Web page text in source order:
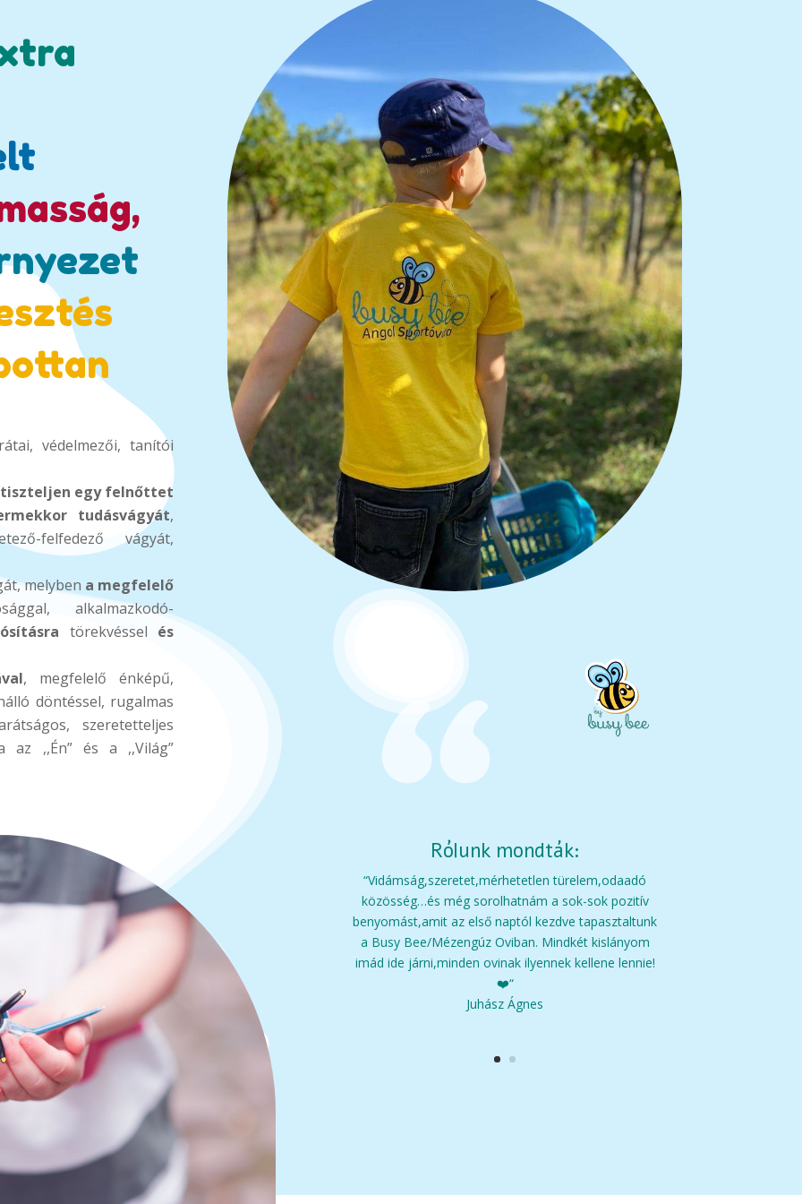
védelmezői, tanítói
tiszteljen egy felnőttet
tudásvágyát,
felfedező vágyát,
melyben a megfelelő
alkalmazkodó-
törekvéssel és
, megfelelő énképű,
döntéssel, rugalmas
szeretetteljes
az ,,Én” és a ,,Világ”
Rólunk mondták:
“Vidámság,szeretet,mérhetetlen türelem,odaadó
közösség…és még sorolhatnám a sok-sok pozitív
benyomást,amit az első naptól kezdve tapasztaltunk
a Busy Bee/Mézengúz Oviban. Mindkét kislányom
imád ide járni,minden ovinak ilyennek kellene lennie!
❤️“
Juhász Ágnes